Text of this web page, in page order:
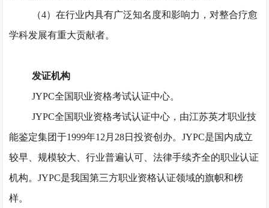
（4）在行业内具有广泛知名度和影响力，对整合疗愈
学科发展有重大贡献者。
发证机构
JYPC全国职业资格考试认证中心。
JYPC全国职业资格考试认证中心，由江苏英才职业技
能鉴定集团于1999年12月28日投资创办。JYPC是国内成立
较早、规模较大、行业普遍认可、法律手续齐全的职业认证
机构。JYPC是我国第三方职业资格认证领域的旗帜和榜
样。